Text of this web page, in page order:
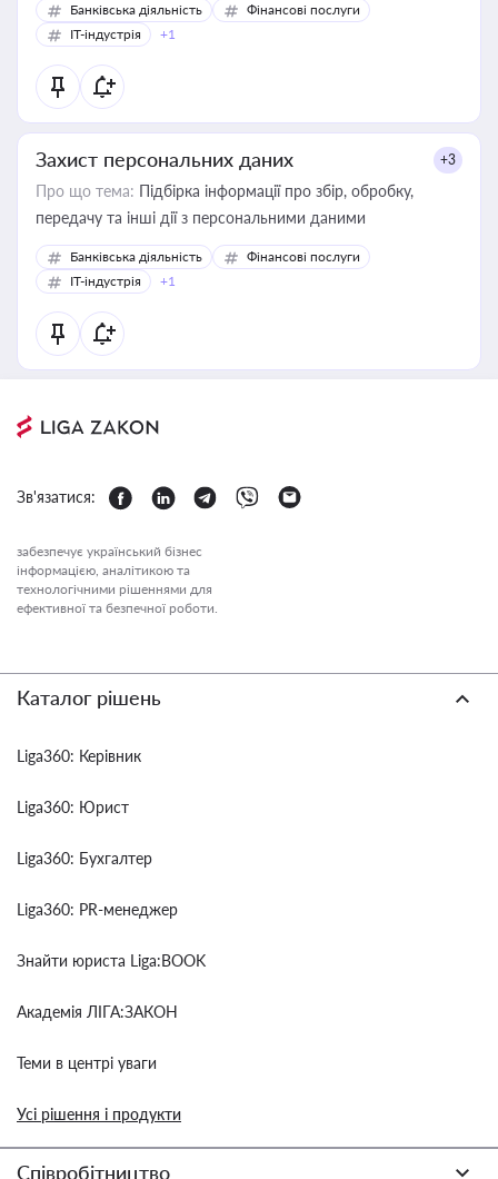
Банківська діяльність
Фінансові послуги
IT-індустрія
+1
Захист персональних даних +3
Про що тема: Підбірка інформації про збір, обробку,
передачу та інші дії з персональними даними
Банківська діяльність
Фінансові послуги
IT-індустрія
+1
Зв'язатися:
забезпечує український бізнес
інформацією, аналітикою та
технологічними рішеннями для
ефективної та безпечної роботи.
Каталог рішень
Liga360: Керівник
Liga360: Юрист
Liga360: Бухгалтер
Liga360: PR-менеджер
Знайти юриста Liga:BOOK
Академія ЛІГА:ЗАКОН
Теми в центрі уваги
Усі рішення і продукти
Співробітництво